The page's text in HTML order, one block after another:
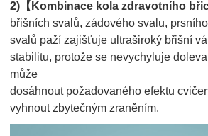
2)【Kombinace kola zdravotního
břišních svalů, zádového svalu,
svalů paží zajišťuje ultraširoký břišní
stabilitu, protože se nevychyluje
může
dosáhnout požadovaného efektu
vyhnout zbytečným zraněním.